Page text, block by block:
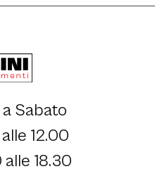
Sabato
12.00
alle 18.30